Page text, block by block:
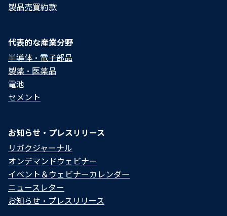
製品売買約款
代表的な産業分野
半導体・電子部品
製薬・医薬品
電池
セメント
お知らせ・プレスリリース
リガクジャーナル
オンデマンドウェビナー
イベント＆ウェビナーカレンダー
ニュースレター
お知らせ・プレスリリース